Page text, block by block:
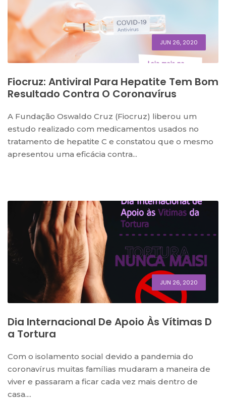
JUN 26, 2020
Fiocruz: Antiviral Para Hepatite Tem Bom
Resultado Contra O Coronavírus
A Fundação Oswaldo Cruz (Fiocruz) liberou um
estudo realizado com medicamentos usados no
tratamento de hepatite C e constatou que o mesmo
apresentou uma eficácia contra...
JUN 26, 2020
Dia Internacional De Apoio Às Vítimas D
A Tortura
Com o isolamento social devido a pandemia do
coronavírus muitas famílias mudaram a maneira de
viver e passaram a ficar cada vez mais dentro de
casa....